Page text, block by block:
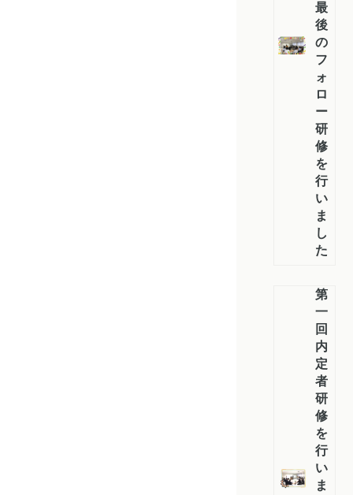
最
後
の
フ
ォ
ロ
ー
研
修
を
行
い
ま
し
た
第
一
回
内
定
者
研
修
を
行
い
ま